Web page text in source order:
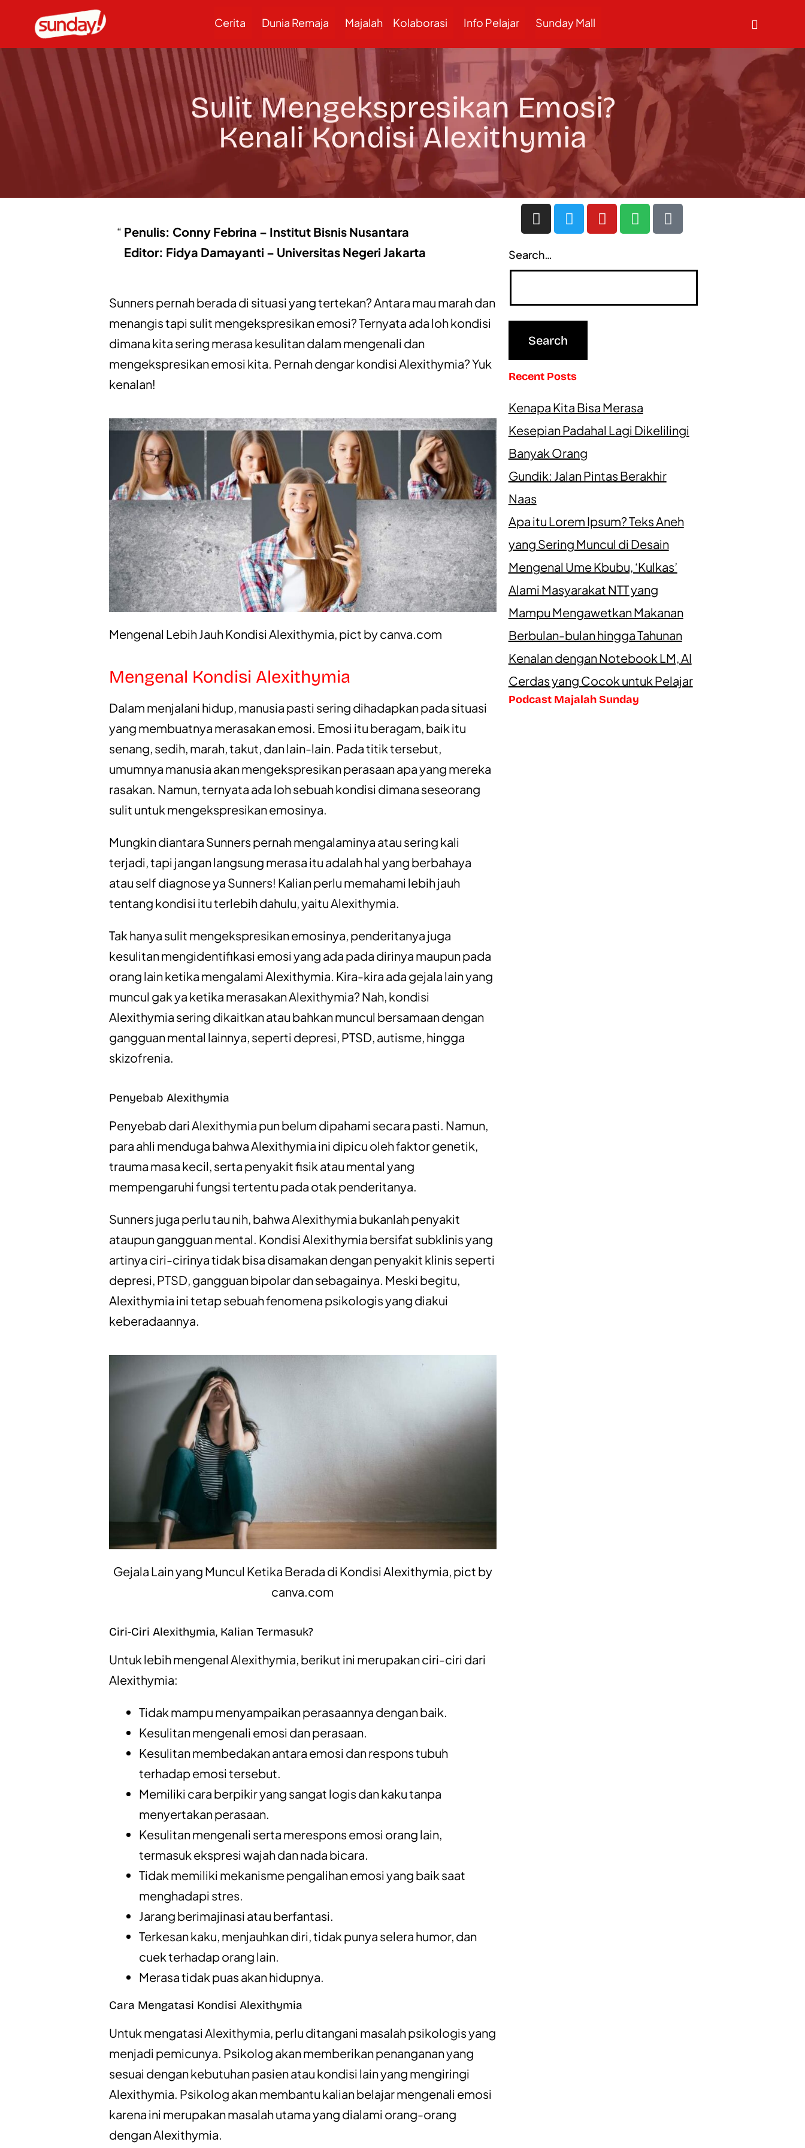
Cerita Dunia Remaja Majalah Kolaborasi Info Pelajar Sunday Mall
Sulit Mengekspresikan Emosi?
Kenali Kondisi Alexithymia
Penulis: Conny Febrina – Institut Bisnis Nusantara
Editor: Fidya Damayanti – Universitas Negeri Jakarta
Sunners pernah berada di situasi yang tertekan? Antara mau marah dan
menangis tapi sulit mengekspresikan emosi? Ternyata ada loh kondisi
dimana kita sering merasa kesulitan dalam mengenali dan
mengekspresikan emosi kita. Pernah dengar kondisi Alexithymia? Yuk
kenalan!
Mengenal Lebih Jauh Kondisi Alexithymia, pict bycanva.com
Mengenal Kondisi Alexithymia
Dalam menjalani hidup, manusia pasti sering dihadapkan pada situasi
yang membuatnya merasakan emosi. Emosi itu beragam, baik itu
senang, sedih, marah, takut, dan lain-lain. Pada titik tersebut,
umumnya manusia akan mengekspresikan perasaan apa yang mereka
rasakan. Namun, ternyata ada loh sebuah kondisi dimana seseorang
sulit untuk mengekspresikan emosinya.
Mungkin diantara Sunners pernah mengalaminya atau sering kali
terjadi, tapi jangan langsung merasa itu adalah hal yang berbahaya
atau self diagnose ya Sunners! Kalian perlu memahami lebih jauh
tentang kondisi itu terlebih dahulu, yaitu Alexithymia.
Tak hanya sulit mengekspresikan emosinya, penderitanya juga
kesulitan mengidentifikasi emosi yang ada pada dirinya maupun pada
orang lain ketika mengalami Alexithymia. Kira-kira ada gejala lain yang
muncul gak ya ketika merasakan Alexithymia? Nah, kondisi
Alexithymia sering dikaitkan atau bahkan muncul bersamaan dengan
gangguan mental lainnya, seperti depresi, PTSD, autisme, hingga
skizofrenia.
Penyebab Alexithymia
Penyebab dari Alexithymia pun belum dipahami secara pasti. Namun,
para ahli menduga bahwa Alexithymia ini dipicu oleh faktor genetik,
trauma masa kecil, serta penyakit fisik atau mental yang
mempengaruhi fungsi tertentu pada otak penderitanya.
Sunners juga perlu tau nih, bahwa Alexithymia bukanlah penyakit
ataupun gangguan mental. Kondisi Alexithymia bersifat subklinis yang
artinya ciri-cirinya tidak bisa disamakan dengan penyakit klinis seperti
depresi, PTSD, gangguan bipolar dan sebagainya. Meski begitu,
Alexithymia ini tetap sebuah fenomena psikologis yang diakui
keberadaannya.
Gejala Lain yang Muncul Ketika Berada di Kondisi Alexithymia, pict by
canva.com
Ciri-Ciri Alexithymia, Kalian Termasuk?
Untuk lebih mengenal Alexithymia, berikut ini merupakan ciri-ciri dari
Alexithymia:
Tidak mampu menyampaikan perasaannya dengan baik.
Kesulitan mengenali emosi dan perasaan.
Kesulitan membedakan antara emosi dan respons tubuh
terhadap emosi tersebut.
Memiliki cara berpikir yang sangat logis dan kaku tanpa
menyertakan perasaan.
Kesulitan mengenali serta merespons emosi orang lain,
termasuk ekspresi wajah dan nada bicara.
Tidak memiliki mekanisme pengalihan emosi yang baik saat
menghadapi stres.
Jarang berimajinasi atau berfantasi.
Terkesan kaku, menjauhkan diri, tidak punya selera humor, dan
cuek terhadap orang lain.
Merasa tidak puas akan hidupnya.
Cara Mengatasi Kondisi Alexithymia
Untuk mengatasi Alexithymia, perlu ditangani masalah psikologis yang
menjadi pemicunya. Psikolog akan memberikan penanganan yang
sesuai dengan kebutuhan pasien atau kondisi lain yang mengiringi
Alexithymia. Psikolog akan membantu kalian belajar mengenali emosi
karena ini merupakan masalah utama yang dialami orang-orang
dengan Alexithymia.
Search…
Recent Posts
Kenapa Kita Bisa Merasa
Kesepian Padahal Lagi Dikelilingi
Banyak Orang
Gundik: Jalan Pintas Berakhir
Naas
Apa itu Lorem Ipsum? Teks Aneh
yang Sering Muncul di Desain
Mengenal Ume Kbubu, ‘Kulkas’
Alami Masyarakat NTT yang
Mampu Mengawetkan Makanan
Berbulan-bulan hingga Tahunan
Kenalan dengan Notebook LM, AI
Cerdas yang Cocok untuk Pelajar
Podcast Majalah Sunday